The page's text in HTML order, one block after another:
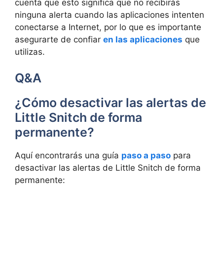
cuenta que esto significa que no recibirás
ninguna alerta cuando las aplicaciones intenten
conectarse a Internet, por lo que es importante
asegurarte de confiar en las aplicaciones que
utilizas.
Q&A
¿Cómo desactivar las alertas de
Little Snitch de forma
permanente?
Aquí encontrarás una guía paso a paso para
desactivar las alertas de Little Snitch de forma
permanente: